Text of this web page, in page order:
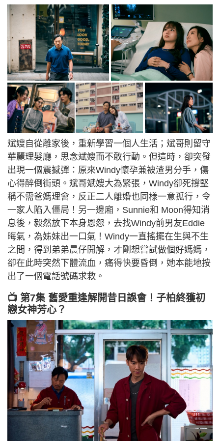
斌嫂自從離家後，重新學習一個人生活；斌哥則留守
華麗理髮廳，思念斌嫂而不敢行動。但這時，卻突發
出現一個震撼彈：原來Windy懷孕兼被渣男分手，傷
心得醉倒街頭。斌哥斌嫂大為緊張，Windy卻死撐堅
稱不需爸媽理會，反正二人離婚也同樣一意孤行，令
一家人陷入僵局！另一邊廂，Sunnie和 Moon得知消
息後，毅然放下本身恩怨，去找Windy前男友Eddie
晦氣，為姊妹出一口氣！Windy一直搖擺在生與不生
之間，得到弟弟晨仔開解，才剛想嘗試做個好媽媽，
卻在此時突然下體流血，痛得快要昏倒，她本能地按
出了一個電話號碼求救。
📺 第7集 舊愛重逢解開昔日誤會！子柏終獲初
戀女神芳心？